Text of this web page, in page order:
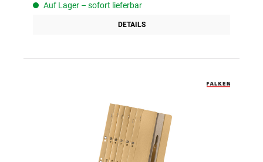
Auf Lager – sofort lieferbar
DETAILS